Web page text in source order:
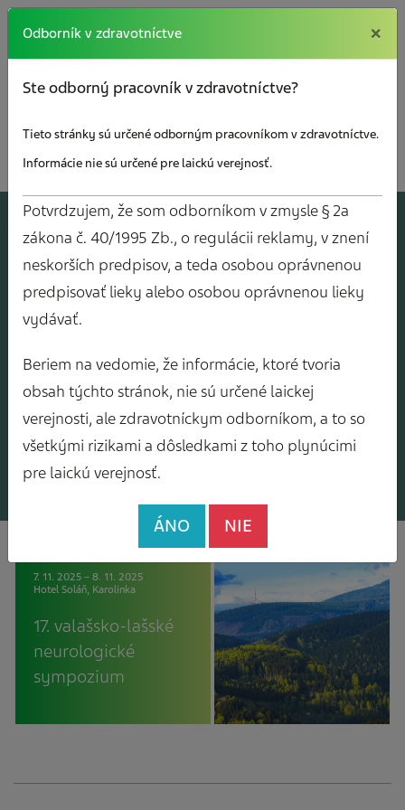
×
Mám záujem o o
zasielanie odborného
spravodajcu
Mám záujem o bezplatné
materiály pre pacientov:
Diár pacienta s bolesťami
Kalendár
akcií
7. 11. 2025 – 8. 11. 2025
Hotel Soláň, Karolinka
17. valašsko-lašské
neurologické
sympozium
Odborník v zdravotníctve ×
Ste odborný pracovník v zdravotníctve?
Tieto stránky sú určené odborným pracovníkom v zdravotníctve.
Informácie nie sú určené pre laickú verejnosť.
Potvrdzujem, že som odborníkom v zmysle § 2a
zákona č. 40/1995 Zb., o regulácii reklamy, v znení
neskorších predpisov, a teda osobou oprávnenou
predpisovať lieky alebo osobou oprávnenou lieky
vydávať.
Beriem na vedomie, že informácie, ktoré tvoria
obsah týchto stránok, nie sú určené laickej
verejnosti, ale zdravotníckym odborníkom, a to so
všetkými rizikami a dôsledkami z toho plynúcimi
pre laickú verejnosť.
ÁNO NIE